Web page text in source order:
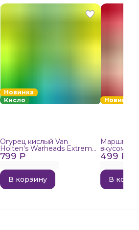
Новинка
Кисло
799 ₽
Огурец кислый Van
Holten's Warheads Extreme
Sour, 140г
В корзину
Новинка
499 ₽
вкусом
В